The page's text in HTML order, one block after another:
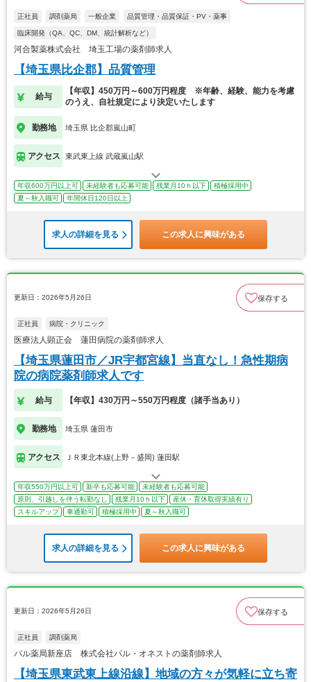
正社員 調剤薬局 一般企業 品質管理・品質保証・PV・薬事
臨床開発（QA、QC、DM、統計解析など）
河合製薬株式会社 埼玉工場の薬剤師求人
【埼玉県比企郡】品質管理
給与
【年収】450万円～600万円程度 ※年齢、経験、能力を考慮
のうえ、自社規定により決定いたします
勤務地 埼玉県 比企郡嵐山町
アクセス 東武東上線 武蔵嵐山駅
年収600万円以上可 未経験者も応募可能 残業月10ｈ以下
積極採用中
夏～秋入職可
年間休日120日以上
求人の詳細を見る この求人に興味がある
更新日：2026年5月26日 保存する
正社員 病院・クリニック
医療法人顕正会 蓮田病院の薬剤師求人
【埼玉県蓮田市／JR宇都宮線】当直なし！急性期病
院の病院薬剤師求人です
給与 【年収】430万円～550万円程度（諸手当あり）
勤務地 埼玉県 蓮田市
アクセス ＪＲ東北本線(上野－盛岡) 蓮田駅
年収550万円以上可 新卒も応募可能
未経験者も応募可能
原則、引越しを伴う転勤なし
残業月10ｈ以下
産休・育休取得実績有り
スキルアップ
車通勤可 積極採用中 夏～秋入職可
求人の詳細を見る この求人に興味がある
更新日：2026年5月26日 保存する
正社員 調剤薬局
パル薬局新座店 株式会社パル・オネストの薬剤師求人
【埼玉県東武東上線沿線】地域の方々が気軽に立ち寄